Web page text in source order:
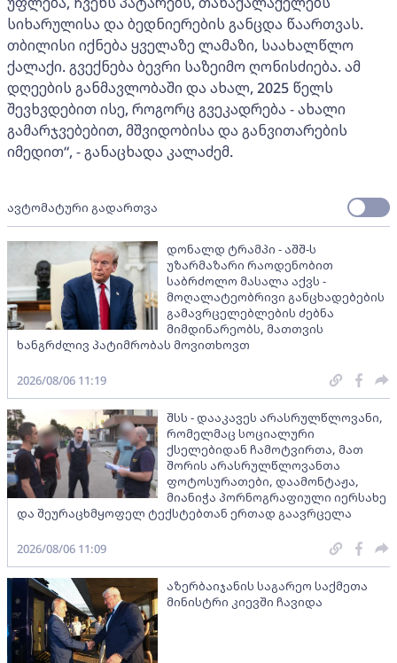
სიხარულისა და ბედნიერების განცდა წაართვას.
თბილისი იქნება ყველაზე ლამაზი, საახალწლო
ქალაქი. გვექნება ბევრი საზეიმო ღონისძიება. ამ
დღეების განმავლობაში და ახალ, 2025 წელს
შევხვდებით ისე, როგორც გვეკადრება - ახალი
გამარჯვებებით, მშვიდობისა და განვითარების
იმედით“, - განაცხადა კალაძემ.
ავტომატური გადართვა
დონალდ ტრამპი - აშშ-ს
უზარმაზარი რაოდენობით
საბრძოლო მასალა აქვს -
მოღალატეობრივი განცხადებების
გამავრცელებლების ძებნა
მიმდინარეობს, მათთვის
ხანგრძლივ პატიმრობას მოვითხოვთ
2026/08/06 11:19
შსს - დააკავეს არასრულწლოვანი,
რომელმაც სოციალური
ქსელებიდან ჩამოტვირთა, მათ
შორის არასრულწლოვანთა
ფოტოსურათები, დაამონტაჟა,
მიანიჭა პორნოგრაფიული იერსახე
და შეურაცხმყოფელ ტექსტებთან ერთად გაავრცელა
2026/08/06 11:09
აზერბაიჯანის საგარეო საქმეთა
მინისტრი კიევში ჩავიდა